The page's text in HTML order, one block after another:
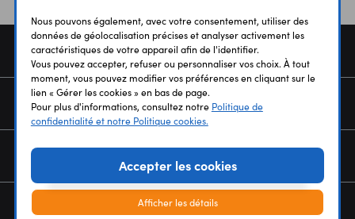
COMMANDE
SERVICES
NEWSLETTER
Nous pouvons également, avec votre consentement, utiliser des
données de géolocalisation précises et analyser activement les
caractéristiques de votre appareil afin de l'identifier.
Vous pouvez accepter, refuser ou personnaliser vos choix. À tout
moment, vous pouvez modifier vos préférences en cliquant sur le
lien « Gérer les cookies » en bas de page.
Pour plus d'informations, consultez notre Politique de
confidentialité et notre Politique cookies.
Accepter les cookies
Afficher les détails